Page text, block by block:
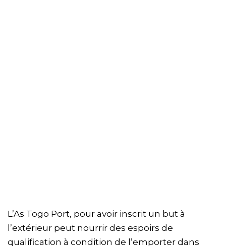
L’As Togo Port, pour avoir inscrit un but à
l’extérieur peut nourrir des espoirs de
qualification à condition de l’emporter dans